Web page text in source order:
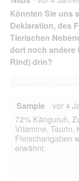
Könnten Sie uns
Deklaration, des
Tierischen
dort noch andere
Rind) drin?
Sample · vor 4
72% Känguruh,
Vitamine, Taurin,
Fleischangaben
erwähnt.